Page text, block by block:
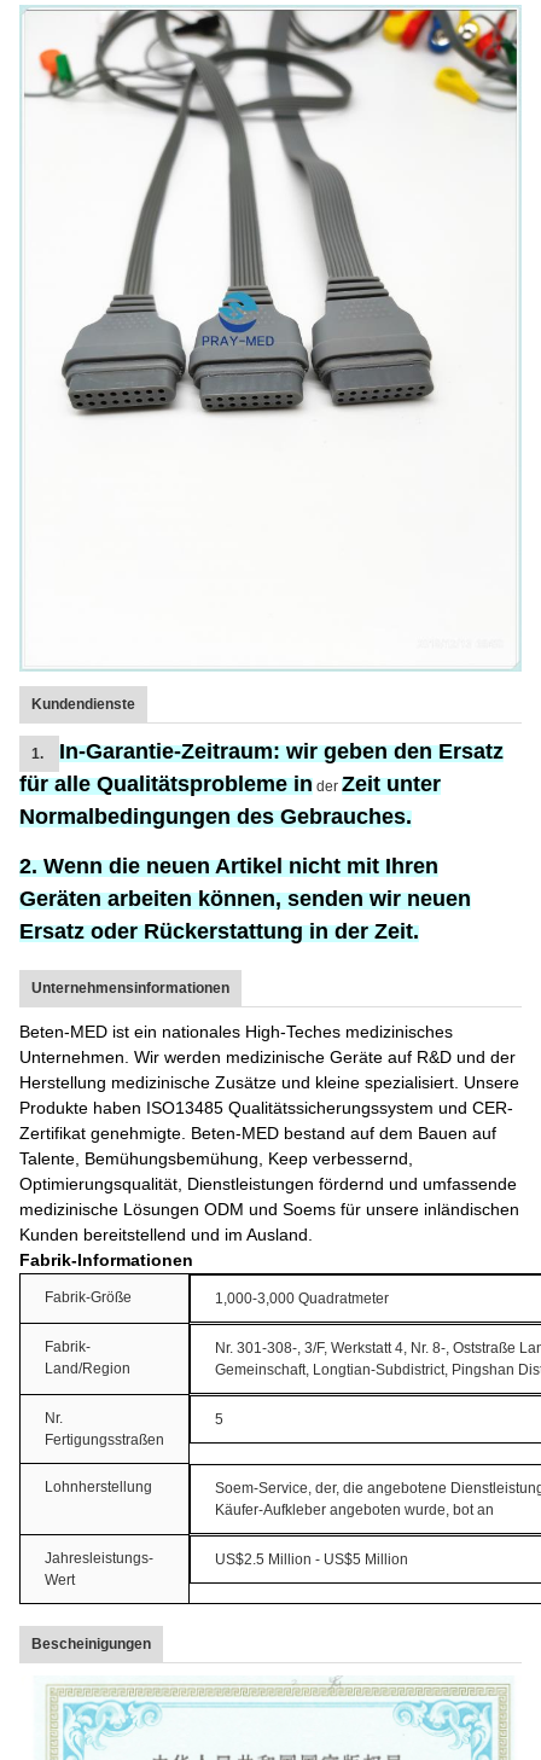
Kundendienste
1. In-Garantie-Zeitraum:wir geben den Ersatz
füralle Qualitätsprobleme in der Zeit unter
Normalbedingungen des Gebrauches.
2. Wenn die neuen Artikel nicht mit Ihren
Geräten arbeiten können, senden wir neuen
Ersatz oder Rückerstattung in der Zeit.
Unternehmensinformationen
Beten-MED ist ein nationales High-Teches medizinisches
Unternehmen. Wir werden medizinische Geräte auf R&D und der
Herstellung medizinische Zusätze und kleine spezialisiert. Unsere
Produkte haben ISO13485 Qualitätssicherungssystem und CER-
Zertifikat genehmigte. Beten-MED bestand auf dem Bauen auf
Talente, Bemühungsbemühung, Keep verbessernd,
Optimierungsqualität, Dienstleistungen fördernd und umfassende
medizinische Lösungen ODM und Soems für unsere inländischen
Kunden bereitstellend und im Ausland.
Fabrik-Informationen
Fabrik-Größe 1,000-3,000 Quadratmeter
Fabrik-
Land/Region
Nr. 301-308-, 3/F, Werkstatt 4, Nr. 8-, Oststraße
Gemeinschaft, Longtian-Subdistrict, Pingshan
Nr.
Fertigungsstraßen
5
Lohnherstellung
Soem-Service, der, die angebotene
Käufer-Aufkleber angeboten wurde, bot an
Jahresleistungs-
Wert
US$2.5 Million - US$5 Million
Bescheinigungen